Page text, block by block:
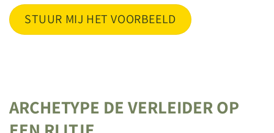
ARCHETYPE DE VERLEIDER OP